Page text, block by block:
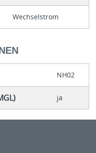
Wechselstrom
NH02
ja